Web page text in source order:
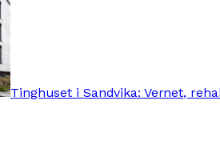
Tinghuset i Sandvika: Vernet,